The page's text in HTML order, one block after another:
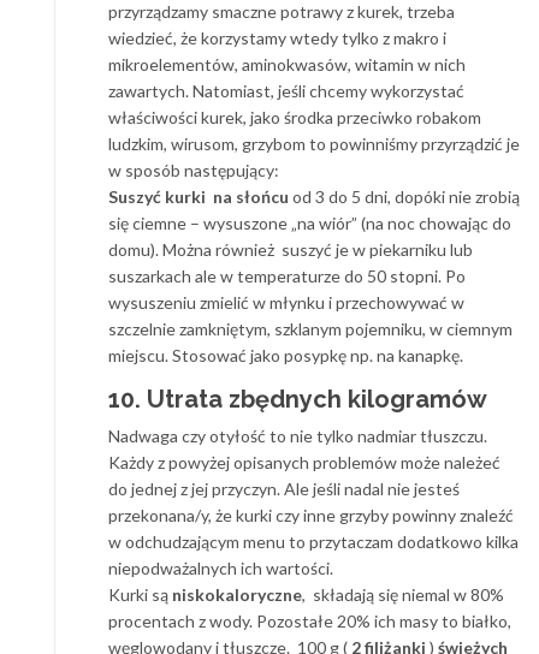
przyrządzamy smaczne potrawy z kurek, trzeba
wiedzieć, że korzystamy wtedy tylko z makro i
mikroelementów, aminokwasów, witamin w nich
zawartych. Natomiast, jeśli chcemy wykorzystać
właściwości kurek, jako środka przeciwko robakom
ludzkim, wirusom, grzybom to powinniśmy przyrządzić je
w sposób następujący:
Suszyć kurki na słońcu od 3 do 5 dni, dopóki nie zrobią
się ciemne – wysuszone „na wiór” (na noc chowając do
domu). Można również suszyć je w piekarniku lub
suszarkach ale w temperaturze do 50 stopni. Po
wysuszeniu zmielić w młynku i przechowywać w
szczelnie zamkniętym, szklanym pojemniku, w ciemnym
miejscu. Stosować jako posypkę np. na kanapkę.
10. Utrata zbędnych kilogramów
Nadwaga czy otyłość to nie tylko nadmiar tłuszczu.
Każdy z powyżej opisanych problemów może należeć
do jednej z jej przyczyn. Ale jeśli nadal nie jesteś
przekonana/y, że kurki czy inne grzyby powinny znaleźć
w odchudzającym menu to przytaczam dodatkowo kilka
niepodważalnych ich wartości.
Kurki są niskokaloryczne, składają się niemal w 80%
procentach z wody. Pozostałe 20% ich masy to białko,
węglowodany i tłuszcze. 100 g ( 2 filiżanki ) świeżych